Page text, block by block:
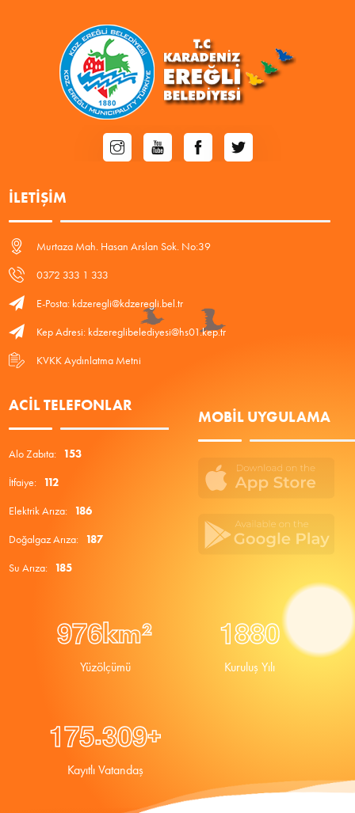
İLETIŞIM
Murtaza Mah. Hasan Arslan Sok. No:39
0372 333 1 333
E-Posta: kdzeregli@kdzeregli.bel.tr
Kep Adresi: kdzereglibelediyesi@hs01.kep.tr
KVKK Aydınlatma Metni
ACIL TELEFONLAR
Alo Zabıta: 153
İtfaiye: 112
Elektrik Arıza: 186
Doğalgaz Arıza: 187
Su Arıza: 185
MOBIL UYGULAMA
976km²
Yüzölçümü
1880
Kuruluş Yılı
175.309+
Kayıtlı Vatandaş